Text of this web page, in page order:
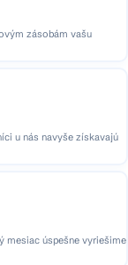
zásobám vašu
u nás navyše získavajú
mesiac úspešne vyriešime